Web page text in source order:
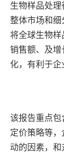
生物样品处
整体市场和
将全球生物
销售额、及
化，有利于企
该报告重点包
定价策略等
动的因素，